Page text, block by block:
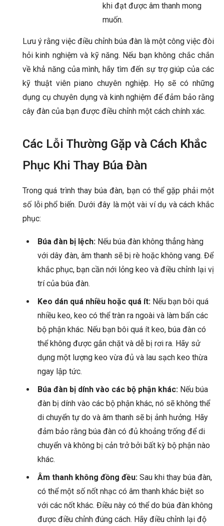
khi đạt được âm thanh mong
muốn.
Lưu ý rằng việc điều chỉnh búa đàn là một công việc đòi
hỏi kinh nghiệm và kỹ năng. Nếu bạn không chắc chắn
về khả năng của mình, hãy tìm đến sự trợ giúp của các
kỹ thuật viên piano chuyên nghiệp. Họ sẽ có những
dụng cụ chuyên dụng và kinh nghiệm để đảm bảo rằng
cây đàn của bạn được điều chỉnh một cách chính xác.
Các Lỗi Thường Gặp và Cách Khắc
Phục Khi Thay Búa Đàn
Trong quá trình thay búa đàn, bạn có thể gặp phải một
số lỗi phổ biến. Dưới đây là một vài ví dụ và cách khắc
phục:
Búa đàn bị lệch: Nếu búa đàn không thẳng hàng
với dây đàn, âm thanh sẽ bị rè hoặc không vang. Để
khắc phục, bạn cần nới lỏng keo và điều chỉnh lại vị
trí của búa đàn.
Keo dán quá nhiều hoặc quá ít: Nếu bạn bôi quá
nhiều keo, keo có thể tràn ra ngoài và làm bẩn các
bộ phận khác. Nếu bạn bôi quá ít keo, búa đàn có
thể không được gắn chặt và dễ bị rơi ra. Hãy sử
dụng một lượng keo vừa đủ và lau sạch keo thừa
ngay lập tức.
Búa đàn bị dính vào các bộ phận khác: Nếu búa
đàn bị dính vào các bộ phận khác, nó sẽ không thể
di chuyển tự do và âm thanh sẽ bị ảnh hưởng. Hãy
đảm bảo rằng búa đàn có đủ khoảng trống để di
chuyển và không bị cản trở bởi bất kỳ bộ phận nào
khác.
Âm thanh không đồng đều: Sau khi thay búa đàn,
có thể một số nốt nhạc có âm thanh khác biệt so
với các nốt khác. Điều này có thể do búa đàn không
được điều chỉnh đúng cách. Hãy điều chỉnh lại độ